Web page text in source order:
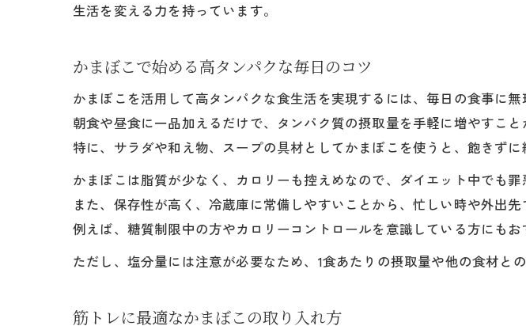
かまぼこで摂る
かまぼこの塩分
ダイエットレシ
かまぼことちくわの
生活を変える力を持っています。
かまぼこで始める高タンパクな毎日のコツ
かまぼこを活用して高タンパクな食生活を実現するには、毎日の食事に無
朝食や昼食に一品加えるだけで、タンパク質の摂取量を手軽に増やすこと
特に、サラダや和え物、スープの具材としてかまぼこを使うと、飽きずに
かまぼこは脂質が少なく、カロリーも控えめなので、ダイエット中でも罪
また、保存性が高く、冷蔵庫に常備しやすいことから、忙しい時や外出先
例えば、糖質制限中の方やカロリーコントロールを意識している方にもお
ただし、塩分量には注意が必要なため、1食あたりの摂取量や他の食材と
筋トレに最適なかまぼこの取り入れ方